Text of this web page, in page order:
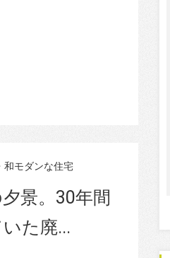
和モダンな住宅
景。30年間
た廃...